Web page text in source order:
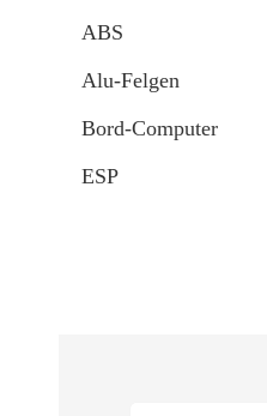
ABS
Alu-Felgen
Bord-Computer
ESP